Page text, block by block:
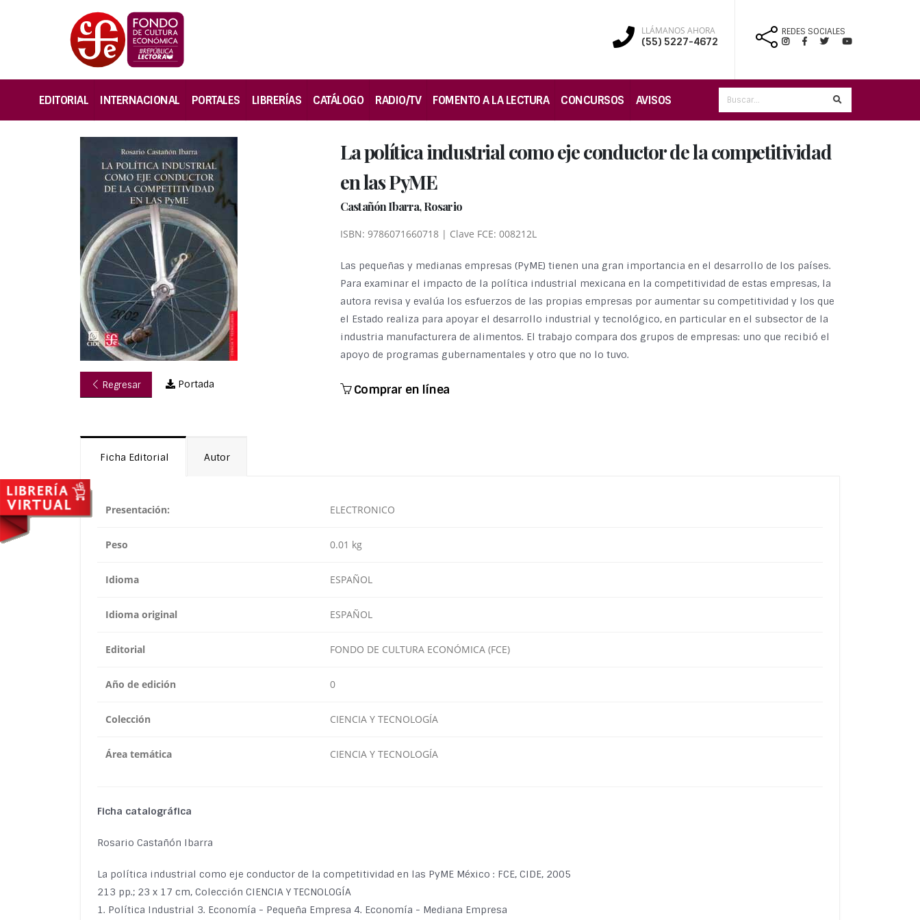
LLÁMANOS AHORA
(55) 5227-4672
REDES SOCIALES
EDITORIAL INTERNACIONAL PORTALES LIBRERÍAS CATÁLOGO RADIO/TV FOMENTO A LA LECTURA CONCURSOS AVISOS
Regresar Portada
La política industrial como eje conductor de la competitividad
en las PyME
Castañón Ibarra, Rosario
ISBN: 9786071660718 | Clave FCE: 008212L
Las pequeñas y medianas empresas (PyME) tienen una gran importancia en el desarrollo de los países.
Para examinar el impacto de la política industrial mexicana en la competitividad de estas empresas, la
autora revisa y evalúa los esfuerzos de las propias empresas por aumentar su competitividad y los que
el Estado realiza para apoyar el desarrollo industrial y tecnológico, en particular en el subsector de la
industria manufacturera de alimentos. El trabajo compara dos grupos de empresas: uno que recibió el
apoyo de programas gubernamentales y otro que no lo tuvo.
Comprar en línea
Ficha Editorial Autor
Presentación: ELECTRONICO
Peso 0.01 kg
Idioma ESPAÑOL
Idioma original ESPAÑOL
Editorial FONDO DE CULTURA ECONÓMICA (FCE)
Año de edición 0
Colección CIENCIA Y TECNOLOGÍA
Área temática CIENCIA Y TECNOLOGÍA
Ficha catalográfica
Rosario Castañón Ibarra
La política industrial como eje conductor de la competitividad en las PyME México : FCE, CIDE, 2005
213 pp.; 23 x 17 cm, Colección CIENCIA Y TECNOLOGÍA
1. Política Industrial 3. Economía - Pequeña Empresa 4. Economía - Mediana Empresa